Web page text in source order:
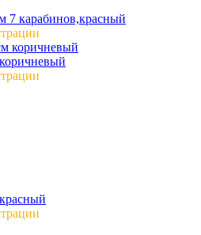
7 карабинов,красный